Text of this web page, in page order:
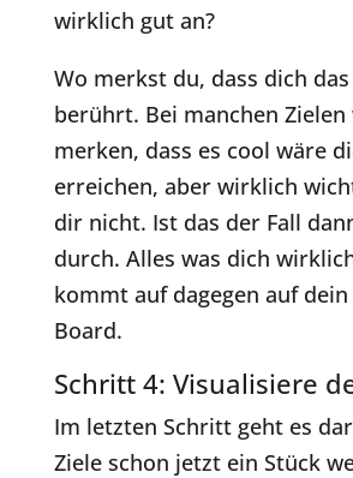
wirklich gut an?
Wo merkst du, dass dich
berührt. Bei manchen
merken, dass es cool wäre
erreichen, aber wirklich
dir nicht. Ist das der Fall
durch. Alles was dich
kommt auf dagegen auf dein
Board.
Schritt 4: Visualisiere
Im letzten Schritt geht es
Ziele schon jetzt ein Stück